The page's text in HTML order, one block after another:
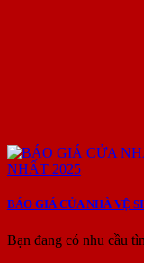
BÁO GIÁ CỬA NHÀ VỆ
Bạn đang có nhu cầu